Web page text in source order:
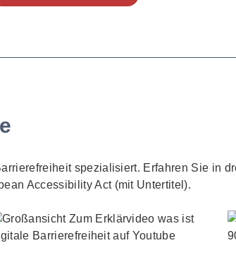
spezialisiert. Erfahren Sie in
Accessibility Act (mit Untertitel).